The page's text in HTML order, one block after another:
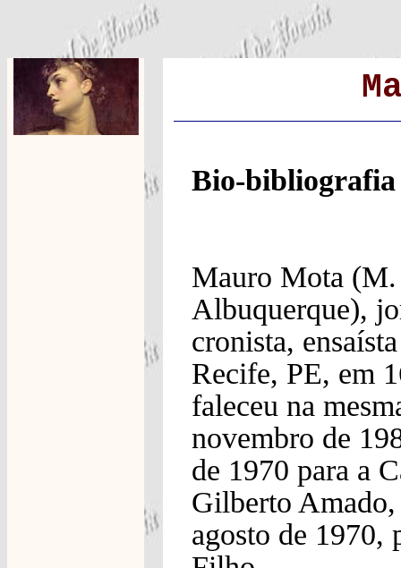
Bio-bibliografia
Mauro Mota
Albuquerque),
cronista,
Recife, PE, em
faleceu na
novembro de
de 1970 para a
Gilberto
agosto de 1970,